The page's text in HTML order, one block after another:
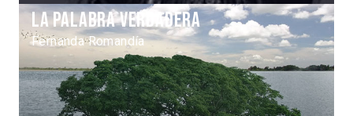
La palabra verdadera
Fernanda Romandía